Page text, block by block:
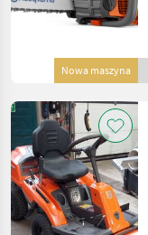
Nowa maszyna